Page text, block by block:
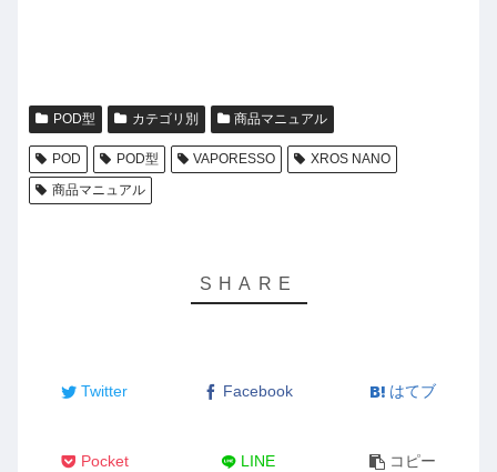
POD型 カテゴリ別 商品マニュアル
POD POD型 VAPORESSO
XROS NANO
商品マニュアル
Twitter Facebook はてブ
Pocket LINE コピー